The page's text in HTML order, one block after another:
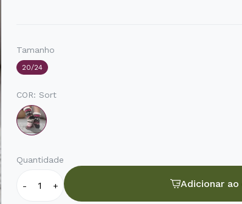
Tamanho
20/24
COR: Sort
Quantidade
- + Adicionar ao